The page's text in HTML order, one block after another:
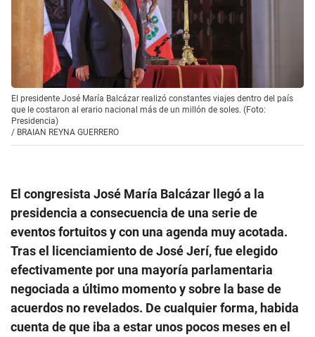
El presidente José María Balcázar realizó constantes viajes dentro del país
que le costaron al erario nacional más de un millón de soles. (Foto:
Presidencia)
/ BRAIAN REYNA GUERRERO
El congresista José María Balcázar llegó a la
presidencia a consecuencia de una serie de
eventos fortuitos y con una agenda muy acotada.
Tras el licenciamiento de José Jerí, fue elegido
efectivamente por una mayoría parlamentaria
negociada a último momento y sobre la base de
acuerdos no revelados. De cualquier forma, habida
cuenta de que iba a estar unos pocos meses en el